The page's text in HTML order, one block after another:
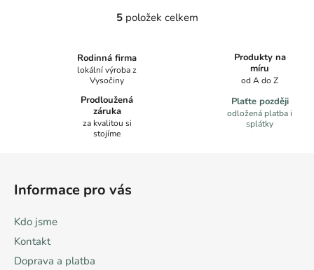
O
5položek celkem
Rodinná firma
lokální výroba z
Vysočiny
Produkty na
míru
od A do Z
Prodloužená
záruka
za kvalitou si
stojíme
Plaťte později
odložená platba i
splátky
Informace pro vás
Kdo jsme
Kontakt
Doprava a platba